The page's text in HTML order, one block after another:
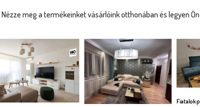
Nézze meg a termékeinket vásárlóink otthonában és legyen
Fiatalok